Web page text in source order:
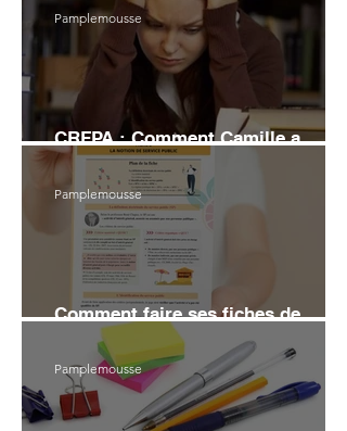
CRFPA : Comment Camille a
échoué au grand Oral
Pamplemousse
Comment faire ses fiches de
révision en droit (6 conseils)
Pamplemousse
Pamplemousse